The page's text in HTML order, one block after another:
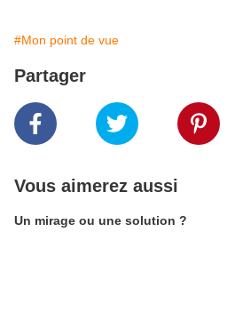
#Mon point de vue
Partager
Vous aimerez aussi
Un mirage ou une solution ?